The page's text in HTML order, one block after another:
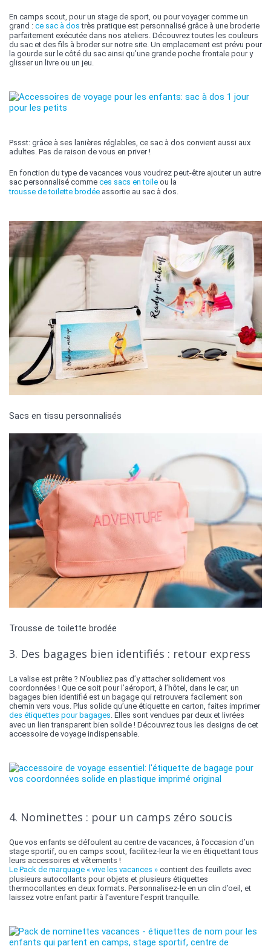
En camps scout, pour un stage de sport, ou pour voyager comme un
grand : ce sac à dos très pratique est personnalisé grâce à une broderie
parfaitement exécutée dans nos ateliers. Découvrez toutes les couleurs
du sac et des fils à broder sur notre site. Un emplacement est prévu pour
la gourde sur le côté du sac ainsi qu’une grande poche frontale pour y
glisser un livre ou un jeu.
Pssst: grâce à ses lanières réglables, ce sac à dos convient aussi aux
adultes. Pas de raison de vous en priver !
En fonction du type de vacances vous voudrez peut-être ajouter un autre
sac personnalisé comme ces sacs en toile ou la
trousse de toilette brodée assortie au sac à dos.
Sacs en tissu personnalisés
Trousse de toilette brodée
3. Des bagages bien identifiés : retour express
La valise est prête ? N’oubliez pas d’y attacher solidement vos
coordonnées ! Que ce soit pour l’aéroport, à l’hôtel, dans le car, un
bagages bien identifié est un bagage qui retrouvera facilement son
chemin vers vous. Plus solide qu’une étiquette en carton, faites imprimer
des étiquettes pour bagages . Elles sont vendues par deux et livrées
avec un lien transparent bien solide ! Découvrez tous les designs de cet
accessoire de voyage indispensable.
4. Nominettes : pour un camps zéro soucis
Que vos enfants se défoulent au centre de vacances, à l’occasion d’un
stage sportif, ou en camps scout, facilitez-leur la vie en étiquettant tous
leurs accessoires et vêtements !
Le Pack de marquage « vive les vacances » contient des feuillets avec
plusieurs autocollants pour objets et plusieurs étiquettes
thermocollantes en deux formats. Personnalisez-le en un clin d’oeil, et
laissez votre enfant partir à l’aventure l’esprit tranquille.